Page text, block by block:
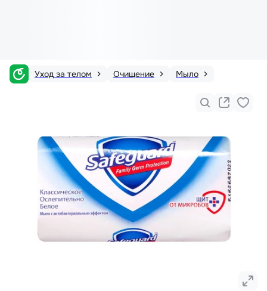
Уход за телом Очищение Мыло